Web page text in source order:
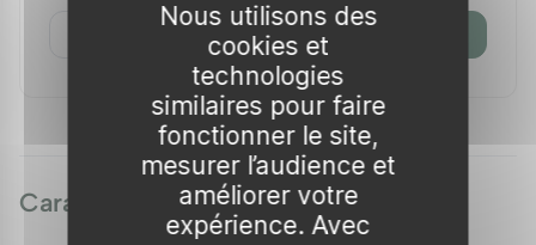
Caractéristiques
Nous utilisons des
cookies et
technologies
similaires pour faire
fonctionner le site,
mesurer l’audience et
améliorer votre
expérience. Avec